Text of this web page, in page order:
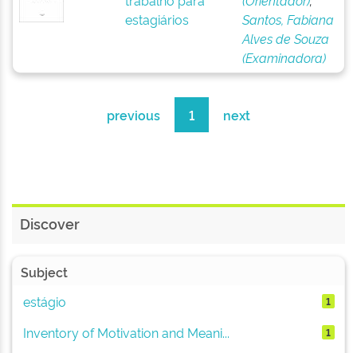
estagiários
Santos, Fabiana
Alves de Souza
(Examinadora)
previous 1 next
Discover
Subject
estágio
1
Inventory of Motivation and Meani... 1